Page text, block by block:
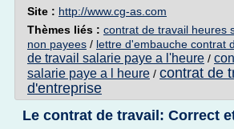
Site : http://www.cg-as.com
Thèmes liés : contrat de travail heures
non payees / lettre d'embauche contrat
de travail salarie paye a l'heure /
salarie paye a l heure / contrat de
d'entreprise
Le contrat de travail: Correct